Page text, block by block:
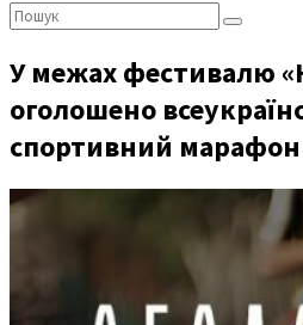
Пошук:
У межах фестивалю
оголошено
спортивний